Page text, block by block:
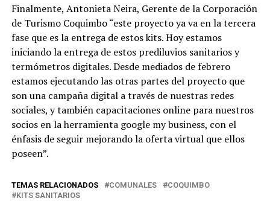
Finalmente, Antonieta Neira, Gerente de la Corporación
de Turismo Coquimbo “este proyecto ya va en la tercera
fase que es la entrega de estos kits. Hoy estamos
iniciando la entrega de estos prediluvios sanitarios y
termómetros digitales. Desde mediados de febrero
estamos ejecutando las otras partes del proyecto que
son una campaña digital a través de nuestras redes
sociales, y también capacitaciones online para nuestros
socios en la herramienta google my business, con el
énfasis de seguir mejorando la oferta virtual que ellos
poseen”.
TEMAS RELACIONADOS COMUNALES
COQUIMBO
KITS SANITARIOS